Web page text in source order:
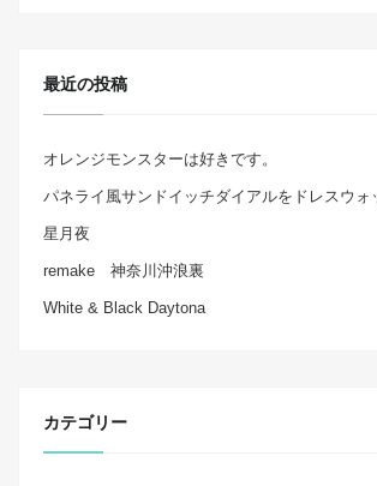
最近の投稿
オレンジモンスターは好きです。
パネライ風サンドイッチダイアルをドレスウォ
星月夜
remake 神奈川沖浪裏
White & Black Daytona
カテゴリー